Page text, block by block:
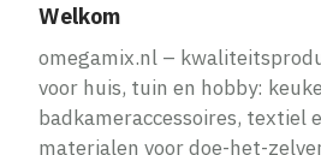
Welkom
omegamix.nl –
voor huis, tuin en hobby:
badkameraccessoires, textiel
materialen voor doe-het-